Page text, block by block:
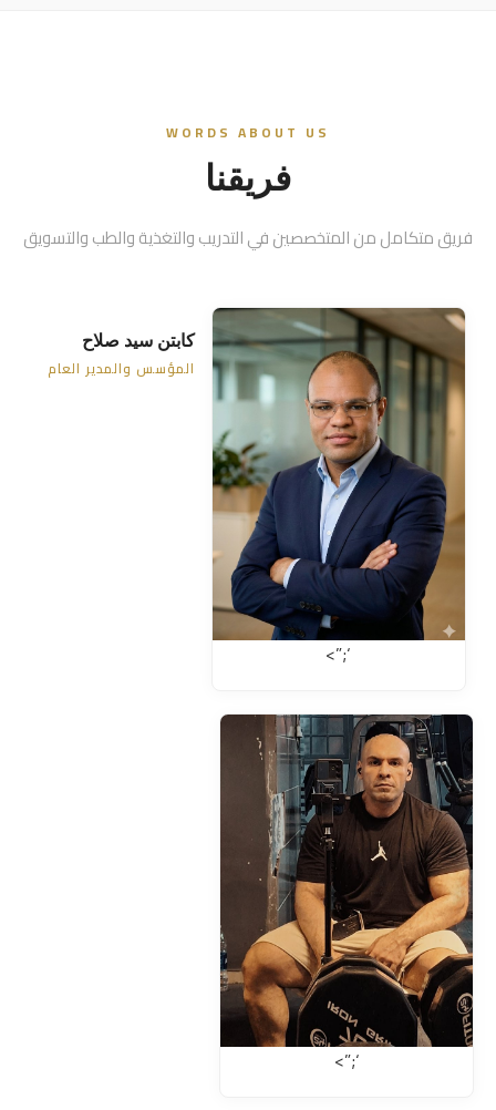
WORDS ABOUT US
فريقنا
فريق متكامل من المتخصصين في التدريب والتغذية والطب والتسويق
💪
‘;”>
كابتن سيد صلاح
المؤسس والمدير العام
🤝
‘;”>